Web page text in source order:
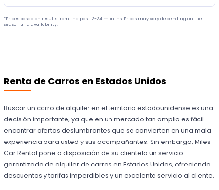
*Prices based on results from the past 12-24 months. Prices may vary depending on the
season and availability.
Renta de Carros en Estados Unidos
Buscar un carro de alquiler en el territorio estadounidense es una
decisión importante, ya que en un mercado tan amplio es fácil
encontrar ofertas deslumbrantes que se convierten en una mala
experiencia para usted y sus acompañantes. Sin embargo, Miles
Car Rental pone a disposición de su clientela un servicio
garantizado de alquiler de carros en Estados Unidos, ofreciendo
descuentos y tarifas imperdibles y un excelente servicio al cliente.